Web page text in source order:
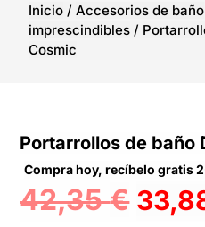
Inicio /Accesorios de baño
imprescindibles /
Cosmic
Portarrollos de baño
Compra hoy, recíbelo gratis
42,35€